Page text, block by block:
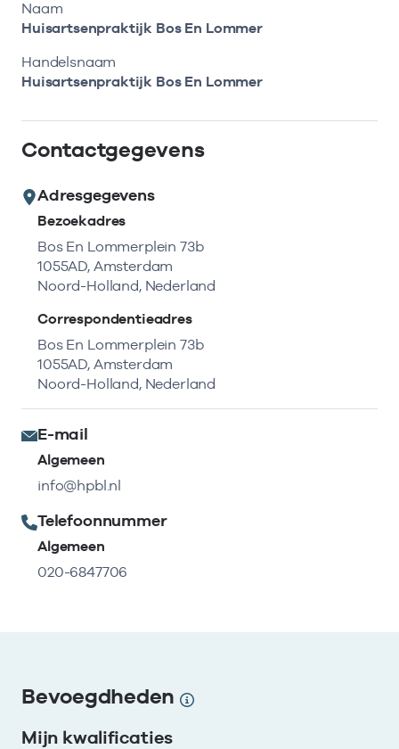
Zoeken in AGB-register
zorgaanbieder of onderneming.
Kortdurende zorg
Langdurige zorg
Gemeentezorgspiegel
Op zoek naar een rapport?
Bekijk de openbare rapporten per thema of
log in voor de besloten rapporten op
Zorgprisma.nl.
Naar openbare rapporten
Retourcodezoeker
Bekijk het aanbod
Naar hulp
Naam
Huisartsenpraktijk Bos En Lommer
Handelsnaam
Huisartsenpraktijk Bos En Lommer
Contactgegevens
Adresgegevens
Bezoekadres
Bos En Lommerplein 73b
1055AD, Amsterdam
Noord-Holland, Nederland
Correspondentieadres
Bos En Lommerplein 73b
1055AD, Amsterdam
Noord-Holland, Nederland
E-mail
Algemeen
info@hpbl.nl
Telefoonnummer
Algemeen
020-6847706
Bevoegdheden
Mijn kwalificaties